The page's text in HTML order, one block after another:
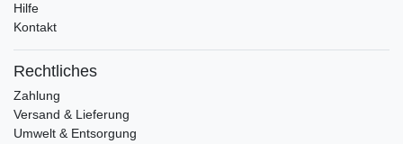
Hilfe
Kontakt
Rechtliches
Zahlung
Versand & Lieferung
Umwelt & Entsorgung